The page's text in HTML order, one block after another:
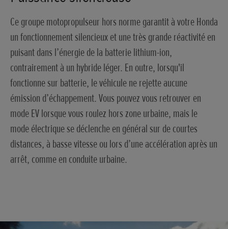
Ce groupe motopropulseur hors norme garantit à votre Honda
un fonctionnement silencieux et une très grande réactivité en
puisant dans l’énergie de la batterie lithium-ion,
contrairement à un hybride léger. En outre, lorsqu'il
fonctionne sur batterie, le véhicule ne rejette aucune
émission d’échappement. Vous pouvez vous retrouver en
mode EV lorsque vous roulez hors zone urbaine, mais le
mode électrique se déclenche en général sur de courtes
distances, à basse vitesse ou lors d’une accélération après un
arrêt, comme en conduite urbaine.